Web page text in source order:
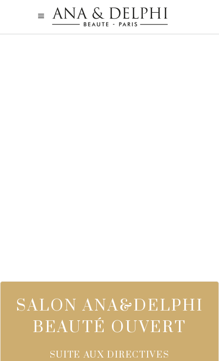
SALON ANA&DELPHI
BEAUTÉ OUVERT
SUITE AUX DIRECTIVES